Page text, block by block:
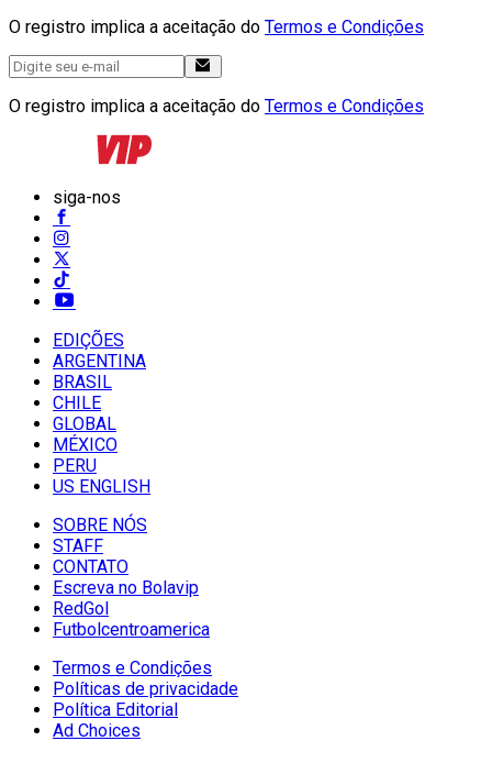
O registro implica a aceitação do Termos e Condições
O registro implica a aceitação do Termos e Condições
siga-nos
EDIÇÕES
ARGENTINA
BRASIL
CHILE
GLOBAL
MÉXICO
PERU
US ENGLISH
SOBRE NÓS
STAFF
CONTATO
Escreva no Bolavip
RedGol
Futbolcentroamerica
Termos e Condições
Políticas de privacidade
Política Editorial
Ad Choices